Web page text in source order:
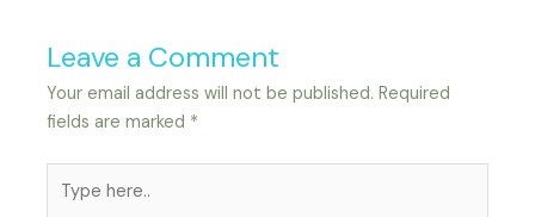
Leave a Comment
Your email address will not be published. Required
fields are marked *
here..